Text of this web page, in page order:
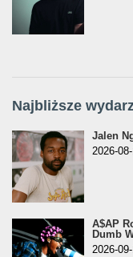
Najbliższe
Jalen
2026-
A$AP
Dumb
2026-